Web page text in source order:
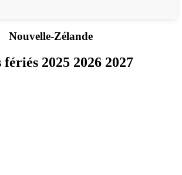
Nouvelle-Zélande
fériés 2025 2026 2027